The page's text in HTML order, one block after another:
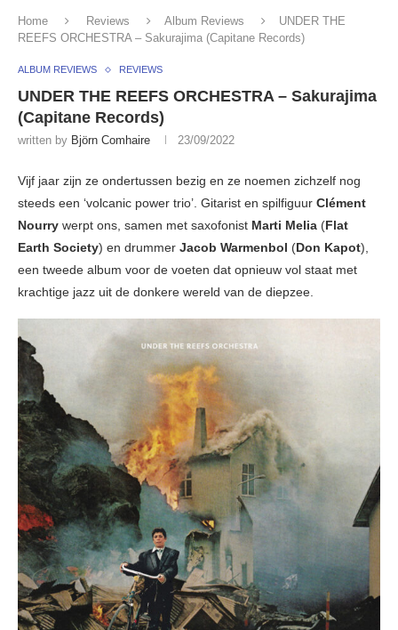
Home Reviews Album Reviews
UNDER THE
REEFS ORCHESTRA – Sakurajima (Capitane Records)
ALBUM REVIEWS REVIEWS
UNDER THE REEFS ORCHESTRA – Sakurajima
(Capitane Records)
written by Björn Comhaire 23/09/2022
Vijf jaar zijn ze ondertussen bezig en ze noemen zichzelf nog
steeds een ‘volcanic power trio’. Gitarist en spilfiguur Clément
Nourry werpt ons, samen met saxofonist Marti Melia (Flat
Earth Society) en drummer Jacob Warmenbol (Don Kapot),
een tweede album voor de voeten dat opnieuw vol staat met
krachtige jazz uit de donkere wereld van de diepzee.